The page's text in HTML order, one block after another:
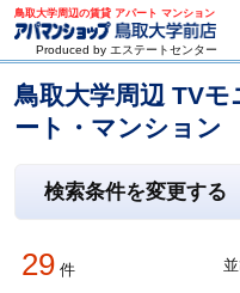
鳥取大学周辺の賃貸 アパート マンション
Produced by エステートセンター
鳥取大学周辺 TV
ート・マンション
検索条件を変更する
29 件